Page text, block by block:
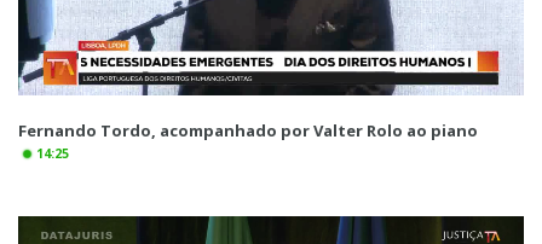
Fernando Tordo, acompanhado por Valter Rolo ao piano
14:25